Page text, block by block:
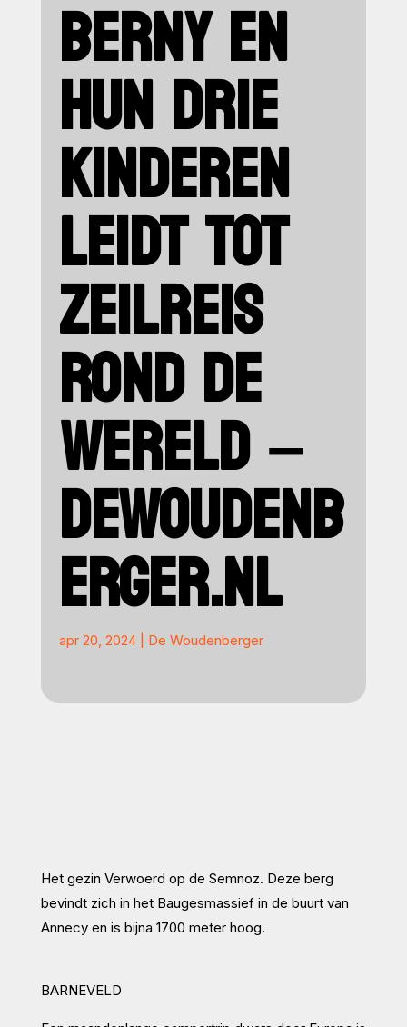
BERNY EN
HUN DRIE
KINDEREN
LEIDT TOT
ZEILREIS
ROND DE
WERELD –
DEWOUDENB
ERGER.NL
apr 20, 2024| De Woudenberger
Het gezin Verwoerd op de Semnoz. Deze berg
bevindt zich in het Baugesmassief in de buurt van
Annecy en is bijna 1700 meter hoog.
BARNEVELD